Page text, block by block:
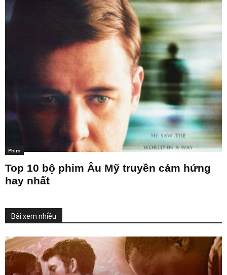
Phim
Top 10 bộ phim Âu Mỹ truyền cảm hứng
hay nhất
Bài xem nhiều